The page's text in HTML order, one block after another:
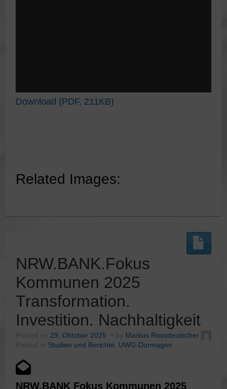
Download (PDF, 211KB)
Related Images:
NRW.BANK.Fokus
Kommunen 2025
Transformation.
Investition. Nachhaltigkeit
29. Oktober 2025
Markus Rossdeutscher
Studien und Berichte UWG-Dormagen
NRW.BANK Fokus Kommunen 2025